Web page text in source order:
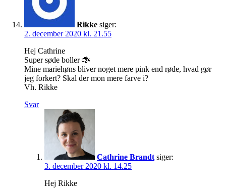
Rikke siger:
2. december 2020 kl. 21.55
Hej Cathrine
Super søde boller 🐞
Mine mariehøns bliver noget mere pink end røde, hvad gør
jeg forkert? Skal der mon mere farve i?
Vh. Rikke
Svar
Cathrine Brandt siger:
3. december 2020 kl. 14.25
Hej Rikke